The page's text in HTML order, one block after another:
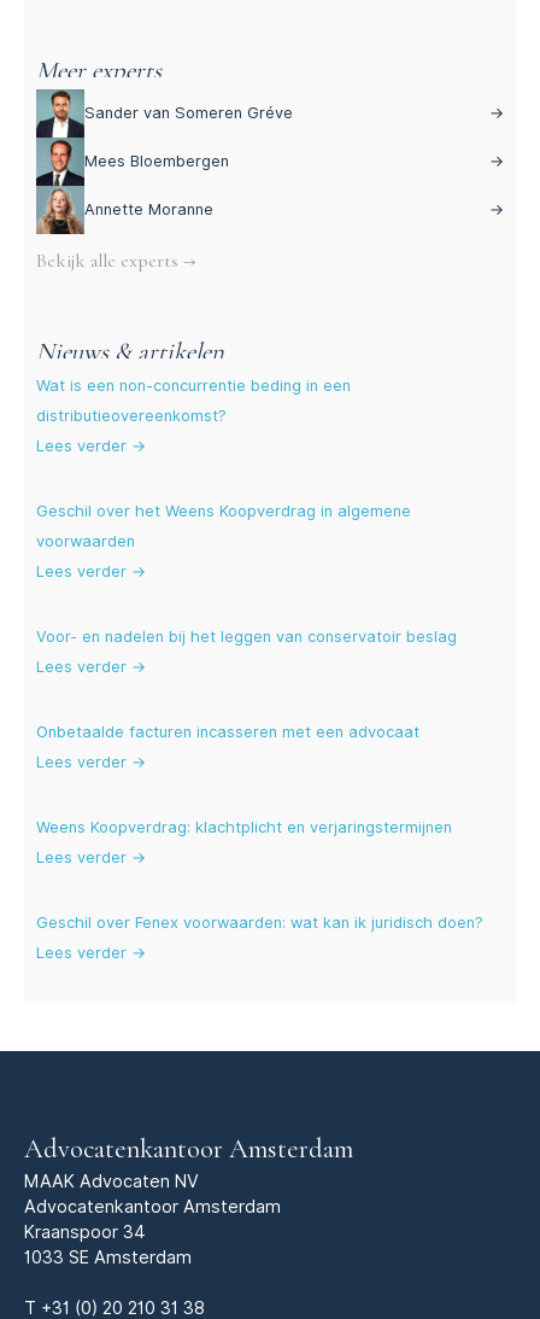
Meer experts
Sander van Someren Gréve →
Mees Bloembergen →
Annette Moranne →
Bekijk alle experts →
Nieuws & artikelen
Wat is een non-concurrentie beding in een
distributieovereenkomst?
Lees verder →
Geschil over het Weens Koopverdrag in algemene
voorwaarden
Lees verder →
Voor- en nadelen bij het leggen van conservatoir beslag
Lees verder →
Onbetaalde facturen incasseren met een advocaat
Lees verder →
Weens Koopverdrag: klachtplicht en verjaringstermijnen
Lees verder →
Geschil over Fenex voorwaarden: wat kan ik juridisch doen?
Lees verder →
Advocatenkantoor Amsterdam
MAAK Advocaten NV
Advocatenkantoor Amsterdam
Kraanspoor 34
1033 SE Amsterdam
T +31 (0) 20 210 31 38